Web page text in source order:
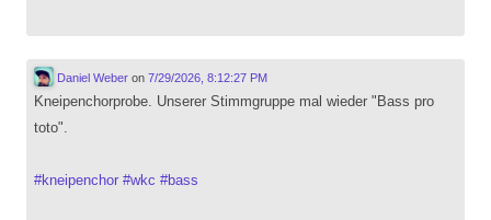
Daniel Weberon 7/29/2026, 8:12:27 PM
Kneipenchorprobe. Unserer Stimmgruppe mal wieder "Bass pro
toto".
#kneipenchor #wkc #bass